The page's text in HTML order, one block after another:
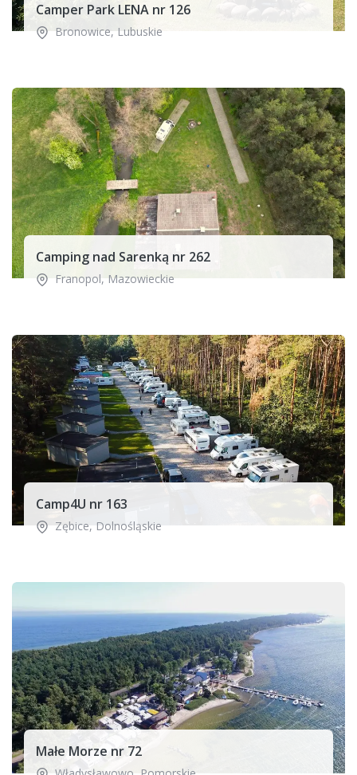
Camper Park LENA nr 126
Bronowice,Lubuskie
Camping nad Sarenką nr 262
Franopol,Mazowieckie
Camp4U nr 163
Zębice, Dolnośląskie
Małe Morze nr 72